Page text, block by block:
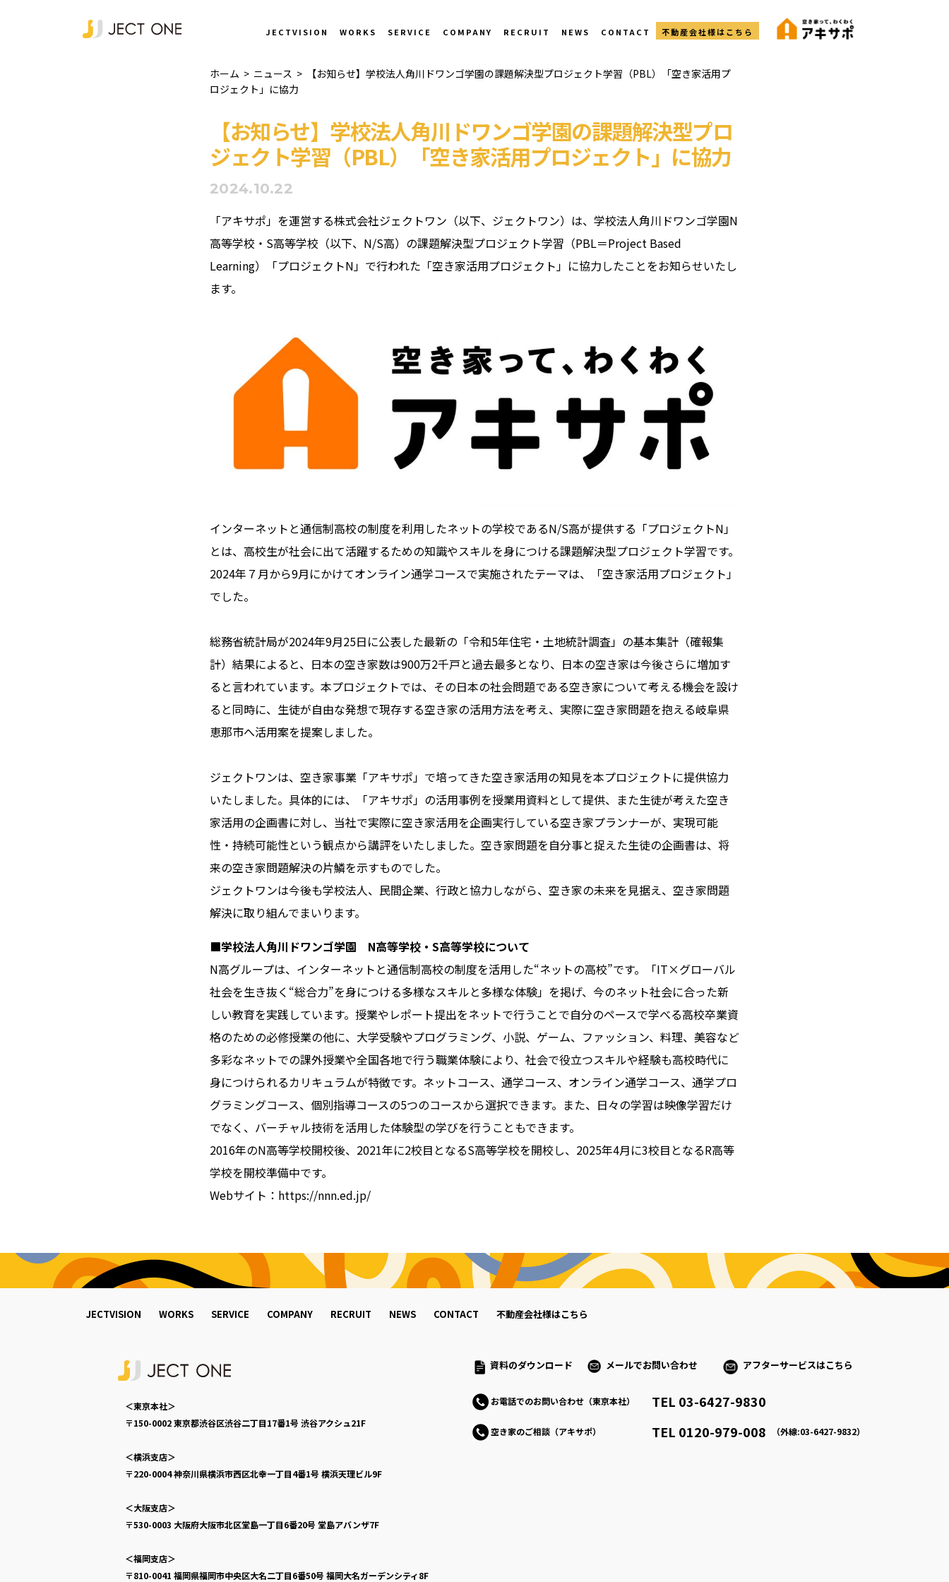
JECTVISION WORKS SERVICE COMPANY RECRUIT NEWS CONTACT 不動産会社様はこちら
ホーム > ニュース >
【お知らせ】学校法人角川ドワンゴ学園の課題解決型プロジェクト学習（PBL）「空き家活用プ
ロジェクト」に協力
【お知らせ】学校法人角川ドワンゴ学園の課題解決型プロ
ジェクト学習（PBL）「空き家活用プロジェクト」に協力
2024.10.22
「アキサポ」を運営する株式会社ジェクトワン（以下、ジェクトワン）は、学校法人角川ドワンゴ学園N
高等学校・S高等学校（以下、N/S高）の課題解決型プロジェクト学習（PBL＝Project Based
Learning）「プロジェクトN」で行われた「空き家活用プロジェクト」に協力したことをお知らせいたし
ます。
インターネットと通信制高校の制度を利用したネットの学校であるN/S高が提供する「プロジェクトN」
とは、高校生が社会に出て活躍するための知識やスキルを身につける課題解決型プロジェクト学習です。
2024年７月から9月にかけてオンライン通学コースで実施されたテーマは、「空き家活用プロジェクト」
でした。
総務省統計局が2024年9月25日に公表した最新の「令和5年住宅・土地統計調査」の基本集計（確報集
計）結果によると、日本の空き家数は900万2千戸と過去最多となり、日本の空き家は今後さらに増加す
ると言われています。本プロジェクトでは、その日本の社会問題である空き家について考える機会を設け
ると同時に、生徒が自由な発想で現存する空き家の活用方法を考え、実際に空き家問題を抱える岐阜県
恵那市へ活用案を提案しました。
ジェクトワンは、空き家事業「アキサポ」で培ってきた空き家活用の知見を本プロジェクトに提供協力
いたしました。具体的には、「アキサポ」の活用事例を授業用資料として提供、また生徒が考えた空き
家活用の企画書に対し、当社で実際に空き家活用を企画実行している空き家プランナーが、実現可能
性・持続可能性という観点から講評をいたしました。空き家問題を自分事と捉えた生徒の企画書は、将
来の空き家問題解決の片鱗を示すものでした。
ジェクトワンは今後も学校法人、民間企業、行政と協力しながら、空き家の未来を見据え、空き家問題
解決に取り組んでまいります。
■学校法人角川ドワンゴ学園 N高等学校・S高等学校について
N高グループは、インターネットと通信制高校の制度を活用した“ネットの高校”です。「IT×グローバル
社会を生き抜く“総合力”を身につける多様なスキルと多様な体験」を掲げ、今のネット社会に合った新
しい教育を実践しています。授業やレポート提出をネットで行うことで自分のペースで学べる高校卒業資
格のための必修授業の他に、大学受験やプログラミング、小説、ゲーム、ファッション、料理、美容など
多彩なネットでの課外授業や全国各地で行う職業体験により、社会で役立つスキルや経験も高校時代に
身につけられるカリキュラムが特徴です。ネットコース、通学コース、オンライン通学コース、通学プロ
グラミングコース、個別指導コースの5つのコースから選択できます。また、日々の学習は映像学習だけ
でなく、バーチャル技術を活用した体験型の学びを行うこともできます。
2016年のN高等学校開校後、2021年に2校目となるS高等学校を開校し、2025年4月に3校目となるR高等
学校を開校準備中です。
Webサイト：https://nnn.ed.jp/
JECTVISION WORKS SERVICE COMPANY RECRUIT NEWS CONTACT 不動産会社様はこちら
＜東京本社＞
〒150-0002東京都渋谷区渋谷二丁目17番1号 渋谷アクシュ21F
＜横浜支店＞
〒220-0004神奈川県横浜市西区北幸一丁目4番1号 横浜天理ビル9F
＜大阪支店＞
〒530-0003 大阪府大阪市北区堂島一丁目6番20号 堂島アバンザ7F
＜福岡支店＞
〒810-0041 福岡県福岡市中央区大名二丁目6番50号 福岡大名ガーデンシティ8F
資料のダウンロード メールでお問い合わせ アフターサービスはこちら
お電話でのお問い合わせ（東京本社） TEL 03-6427-9830
空き家のご相談（アキサポ） TEL 0120-979-008 （外線:03-6427-9832）